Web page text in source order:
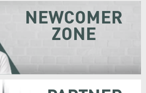
NEWCOMER
ZONE